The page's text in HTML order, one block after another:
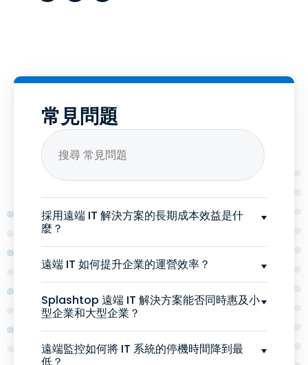
常見問題
採用遠端 IT 解決方案的長期成本效益是什
麼？
遠端 IT 如何提升企業的運營效率？
Splashtop 遠端 IT 解決方案能否同時惠及小
型企業和大型企業？
遠端監控如何將 IT 系統的停機時間降到最